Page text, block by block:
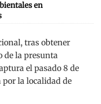
en
tras obtener
de la presunta
el pasado 8 de
la localidad de